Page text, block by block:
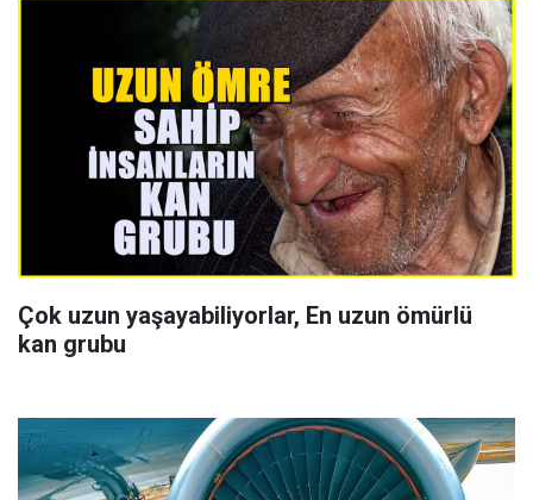
Çok uzun yaşayabiliyorlar, En uzun ömürlü
kan grubu